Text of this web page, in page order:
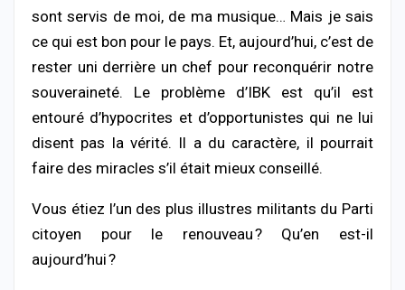
sont servis de moi, de ma musique… Mais je sais
ce qui est bon pour le pays. Et, aujourd’hui, c’est de
rester uni derrière un chef pour reconquérir notre
souveraineté. Le problème d’IBK est qu’il est
entouré d’hypocrites et d’opportunistes qui ne lui
disent pas la vérité. Il a du caractère, il pourrait
faire des miracles s’il était mieux conseillé.
Vous étiez l’un des plus illustres militants du Parti
citoyen pour le renouveau ? Qu’en est-il
aujourd’hui ?